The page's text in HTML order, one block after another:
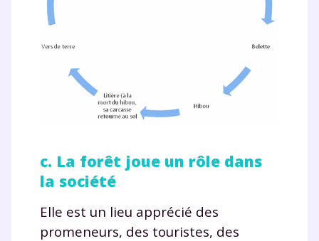
c. La forêt joue un rôle dans
la société
Elle est un lieu apprécié des
promeneurs, des touristes, des